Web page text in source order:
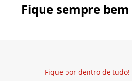
Fique sempre
Fique por dentro de tudo!